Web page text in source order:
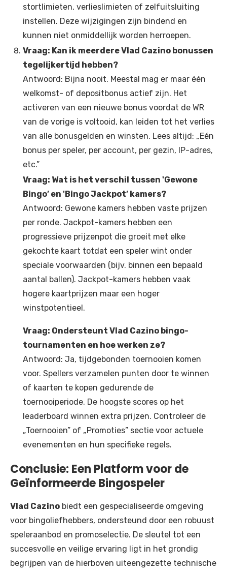
stortlimieten, verlieslimieten of zelfuitsluiting
instellen. Deze wijzigingen zijn bindend en
kunnen niet onmiddellijk worden herroepen.
Vraag: Kan ik meerdere Vlad Cazino bonussen
tegelijkertijd hebben?
Antwoord: Bijna nooit. Meestal mag er maar één
welkomst- of depositbonus actief zijn. Het
activeren van een nieuwe bonus voordat de WR
van de vorige is voltooid, kan leiden tot het verlies
van alle bonusgelden en winsten. Lees altijd: „Eén
bonus per speler, per account, per gezin, IP-adres,
etc.”
Vraag: Wat is het verschil tussen 'Gewone
Bingo’ en 'Bingo Jackpot’ kamers?
Antwoord: Gewone kamers hebben vaste prijzen
per ronde. Jackpot-kamers hebben een
progressieve prijzenpot die groeit met elke
gekochte kaart totdat een speler wint onder
speciale voorwaarden (bijv. binnen een bepaald
aantal ballen). Jackpot-kamers hebben vaak
hogere kaartprijzen maar een hoger
winstpotentieel.
Vraag: Ondersteunt Vlad Cazino bingo-
tournamenten en hoe werken ze?
Antwoord: Ja, tijdgebonden toernooien komen
voor. Spellers verzamelen punten door te winnen
of kaarten te kopen gedurende de
toernooiperiode. De hoogste scores op het
leaderboard winnen extra prijzen. Controleer de
„Toernooien” of „Promoties” sectie voor actuele
evenementen en hun specifieke regels.
Conclusie: Een Platform voor de
Geïnformeerde Bingospeler
Vlad Cazino biedt een gespecialiseerde omgeving
voor bingoliefhebbers, ondersteund door een robuust
speleraanbod en promoselectie. De sleutel tot een
succesvolle en veilige ervaring ligt in het grondig
begrijpen van de hierboven uiteengezette technische